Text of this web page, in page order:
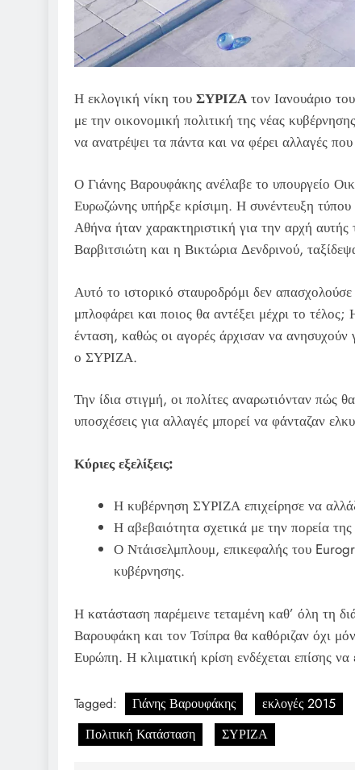
Η εκλογική νίκη του ΣΥΡΙΖΑ τον Ιανουάριο
με την οικονομική πολιτική της νέας
να ανατρέψει τα πάντα και να φέρει αλλαγές
Ο Γιάνης Βαρουφάκης ανέλαβε το υπουργείο
Ευρωζώνης υπήρξε κρίσιμη. Η συνέντευξη
Αθήνα ήταν χαρακτηριστική για την αρχή
Βαρβιτσιώτη και η Βικτώρια Δενδρινού,
Αυτό το ιστορικό σταυροδρόμι δεν
μπλοφάρει και ποιος θα αντέξει μέχρι το
ένταση, καθώς οι αγορές άρχισαν να
ο ΣΥΡΙΖΑ.
Την ίδια στιγμή, οι πολίτες αναρωτιόνταν πώς
υποσχέσεις για αλλαγές μπορεί να φάνταζαν
Κύριες εξελίξεις:
Η κυβέρνηση ΣΥΡΙΖΑ επιχείρησε να
Η αβεβαιότητα σχετικά με την πορεία
Ο Ντάισελμπλουμ, επικεφαλής του
κυβέρνησης.
Η κατάσταση παρέμεινε τεταμένη καθ’ όλη τη
Βαρουφάκη και τον Τσίπρα θα καθόριζαν όχι
Ευρώπη. Η κλιματική κρίση ενδέχεται επίσης να
Tagged: Γιάνης Βαρουφάκης εκλογές 2015
Πολιτική Κατάσταση
ΣΥΡΙΖΑ